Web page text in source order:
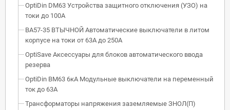
OptiDin DM63 Устройства защитного отключения (УЗО) на
токи до 100А
ВА57-35 ВТЫЧНОЙ Автоматические выключатели в литом
корпусе на токи от 63А до 250А
OptiSave Аксессуары для блоков автоматического ввода
резерва
OptiDin BM63 6кА Модульные выключатели на переменный
ток до 63А
Трансформаторы напряжения заземляемые ЗНОЛ(П)